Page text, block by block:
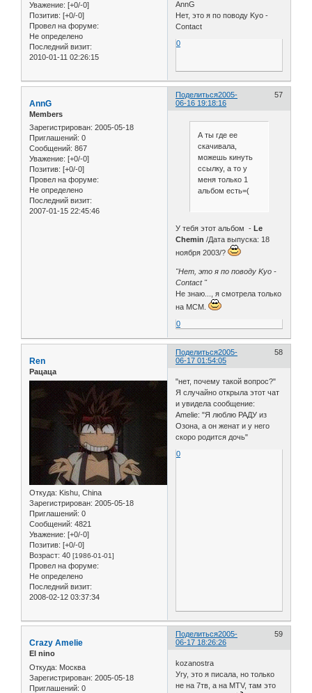
Уважение: [+0/-0]
Позитив: [+0/-0]
Провел на форуме:
Не определено
Последний визит:
2010-01-11 02:26:15
AnnG
Нет, это я по поводу Kyo -
Contact
0
Поделиться 57
2005-
06-16 19:18:16
AnnG
Members
Зарегистрирован: 2005-05-18
Приглашений: 0
Сообщений: 867
Уважение: [+0/-0]
Позитив: [+0/-0]
Провел на форуме:
Не определено
Последний визит:
2007-01-15 22:45:46
А ты где ее
скачивала,
можешь кинуть
ссылку, а то у
меня только 1
альбом есть=(
У тебя этот альбом - Le
Chemin/Дата выпуска: 18
ноября 2003/?
"Нет, это я по поводу Kyo -
Contact "
Не знаю..., я смотрела только
на MCM.
0
Поделиться 58
2005-
06-17 01:54:05
Ren
Рацаца
Откуда: Kishu, China
Зарегистрирован: 2005-05-18
Приглашений: 0
Сообщений: 4821
Уважение: [+0/-0]
Позитив: [+0/-0]
Возраст: 40 [1986-01-01]
Провел на форуме:
Не определено
Последний визит:
2008-02-12 03:37:34
"нет, почему такой вопрос?"
Я случайно открыла этот чат
и увидела сообщение:
Amelie: "Я люблю РАДУ из
Озона, а он женат и у него
скоро родится дочь"
0
Поделиться 59
2005-
06-17 18:26:26
Crazy Amelie
El nino
Откуда: Москва
Зарегистрирован: 2005-05-18
Приглашений: 0
kozanostra
Угу, это я писала, но только
не на 7тв, а на MTV, там это